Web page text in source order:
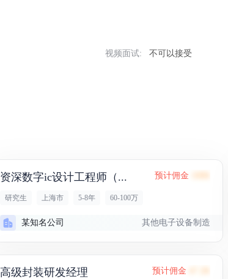
视频面试: 不可以接受
资深数字ic设计工程师（... 预计佣金
研究生 上海市 5-8年 60-100万
某知名公司 其他电子设备制造
高级封装研发经理 预计佣金